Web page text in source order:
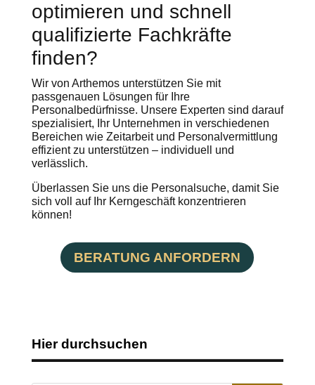
optimieren und schnell
qualifizierte Fachkräfte
finden?
Wir von Arthemos unterstützen Sie mit
passgenauen Lösungen für Ihre
Personalbedürfnisse. Unsere Experten sind darauf
spezialisiert, Ihr Unternehmen in verschiedenen
Bereichen wie Zeitarbeit und Personalvermittlung
effizient zu unterstützen – individuell und
verlässlich.
Überlassen Sie uns die Personalsuche, damit Sie
sich voll auf Ihr Kerngeschäft konzentrieren
können!
BERATUNG ANFORDERN
Hier durchsuchen